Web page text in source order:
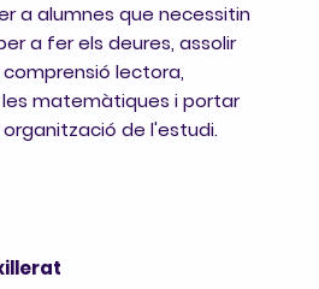
a alumnes que necessitin
a fer els deures, assolir
lectora,
matemàtiques i portar
de l'estudi.